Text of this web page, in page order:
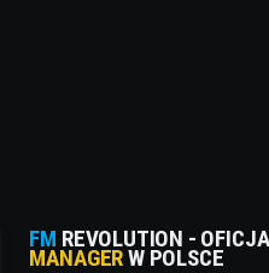
FM REVOLUTION -
MANAGERW POLSCE